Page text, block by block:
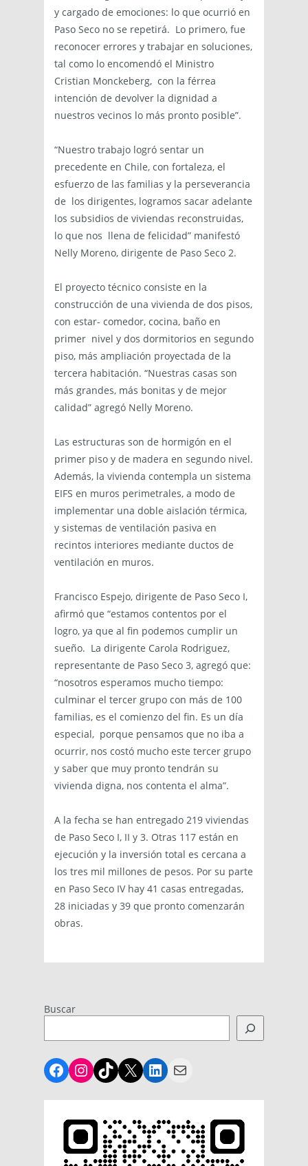
y cargado de emociones: lo que ocurrió en
Paso Seco no se repetirá. Lo primero, fue
reconocer errores y trabajar en soluciones,
tal como lo encomendó el Ministro
Cristian Monckeberg, con la férrea
intención de devolver la dignidad a
nuestros vecinos lo más pronto posible”.
“Nuestro trabajo logró sentar un
precedente en Chile, con fortaleza, el
esfuerzo de las familias y la perseverancia
de los dirigentes, logramos sacar adelante
los subsidios de viviendas reconstruidas,
lo que nos llena de felicidad” manifestó
Nelly Moreno, dirigente de Paso Seco 2.
El proyecto técnico consiste en la
construcción de una vivienda de dos pisos,
con estar- comedor, cocina, baño en
primer nivel y dos dormitorios en segundo
piso, más ampliación proyectada de la
tercera habitación. “Nuestras casas son
más grandes, más bonitas y de mejor
calidad” agregó Nelly Moreno.
Las estructuras son de hormigón en el
primer piso y de madera en segundo nivel.
Además, la vivienda contempla un sistema
EIFS en muros perimetrales, a modo de
implementar una doble aislación térmica,
y sistemas de ventilación pasiva en
recintos interiores mediante ductos de
ventilación en muros.
Francisco Espejo, dirigente de Paso Seco I,
afirmó que “estamos contentos por el
logro, ya que al fin podemos cumplir un
sueño. La dirigente Carola Rodriguez,
representante de Paso Seco 3, agregó que:
“nosotros esperamos mucho tiempo:
culminar el tercer grupo con más de 100
familias, es el comienzo del fin. Es un día
especial, porque pensamos que no iba a
ocurrir, nos costó mucho este tercer grupo
y saber que muy pronto tendrán su
vivienda digna, nos contenta el alma”.
A la fecha se han entregado 219 viviendas
de Paso Seco I, II y 3. Otras 117 están en
ejecución y la inversión total es cercana a
los tres mil millones de pesos. Por su parte
en Paso Seco IV hay 41 casas entregadas,
28 iniciadas y 39 que pronto comenzarán
obras.
Buscar
Facebook
Instagram
TikTok
X LinkedIn
Mail